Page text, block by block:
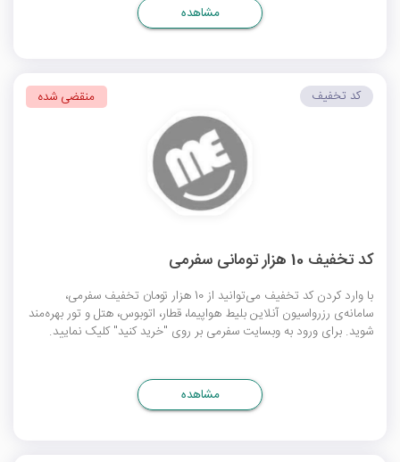
مشاهده
کد تخفیف 10 هزار تومانی سفرمی
با وارد کردن کد تخفیف می‌توانید از 10 هزار تومان تخفیف سفرمی،
سامانه‌ی رزرواسیون آنلاین بلیط هواپیما، قطار، اتوبوس، هتل و تور بهره‌مند
شوید. برای ورود به وبسایت سفرمی بر روی "خرید کنید" کلیک نمایید.
کد تخفیف منقضی شده
مشاهده